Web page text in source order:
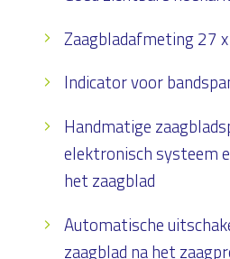
Zaagbladafmeting 27
Indicator voor
Handmatige
elektronisch systeem
het zaagblad
Automatische
zaagblad na het